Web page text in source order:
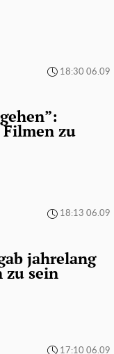
18:30 06.09
zu
18:13 06.09
jahrelang
zu sein
17:10 06.09